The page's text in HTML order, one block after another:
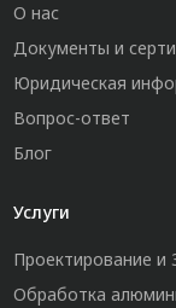
О нас
Документы и
Юридическая
Вопрос-ответ
Блог
Услуги
Проектирование и
Обработка